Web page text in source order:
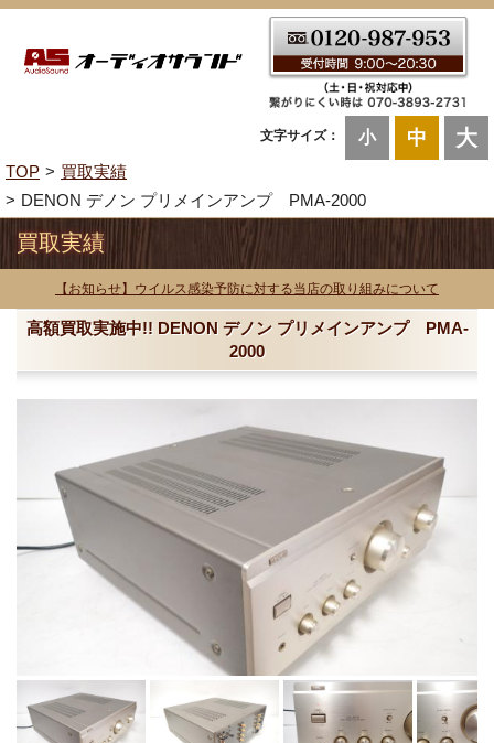
文字サイズ： 小 中 大
TOP
買取実績
DENON デノン プリメインアンプ PMA-2000
買取実績
【お知らせ】ウイルス感染予防に対する当店の取り組みについて
高額買取実施中!! DENON デノン プリメインアンプ PMA-
2000